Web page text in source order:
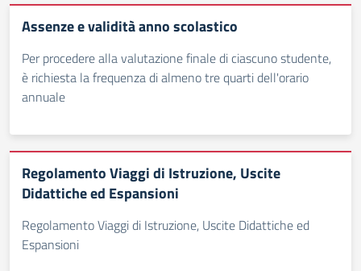
Assenze e validità anno scolastico
Per procedere alla valutazione finale di ciascuno studente,
è richiesta la frequenza di almeno tre quarti dell'orario
annuale
Regolamento Viaggi di Istruzione, Uscite
Didattiche ed Espansioni
Regolamento Viaggi di Istruzione, Uscite Didattiche ed
Espansioni